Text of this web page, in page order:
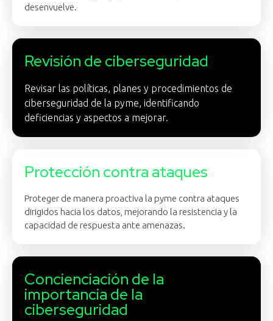
desenvuelve.
Revisión de ciberseguridad
Revisar las políticas, planes y procedimientos de
ciberseguridad de la pyme, identificando
deficiencias y aspectos a mejorar.
Protección contra ataques
Proteger de manera proactiva la pyme contra ataques
dirigidos hacia los datos, mejorando la resistencia y la
capacidad de respuesta ante amenazas.
Concienciación de la
importancia de la
ciberseguridad